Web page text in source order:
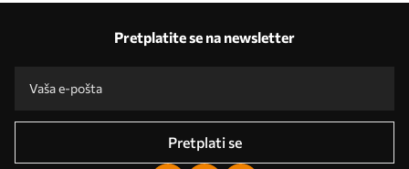
Pretplatite se na newsletter
Pretplati se